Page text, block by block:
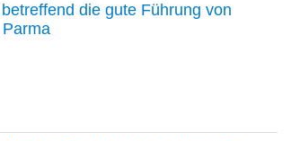
die gute Führung von